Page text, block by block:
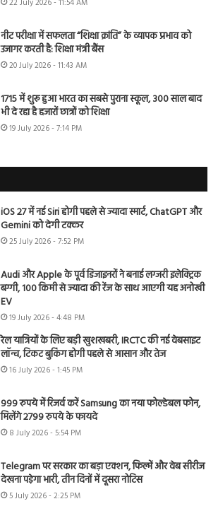
22 July 2026 - 11:54 AM
नीट परीक्षा में सफलता “शिक्षा क्रांति” के व्यापक प्रभाव को
उजागर करती है: शिक्षा मंत्री बैंस
20 July 2026 - 11:43 AM
1715 में शुरू हुआ भारत का सबसे पुराना स्कूल, 300 साल बाद
भी दे रहा है हजारों छात्रों को शिक्षा
19 July 2026 - 7:14 PM
iOS 27 में नई Siri होगी पहले से ज्यादा स्मार्ट, ChatGPT और
Gemini को देगी टक्कर
25 July 2026 - 7:52 PM
Audi और Apple के पूर्व डिजाइनरों ने बनाई लग्जरी इलेक्ट्रिक
बग्गी, 100 किमी से ज्यादा की रेंज के साथ आएगी यह अनोखी
EV
19 July 2026 - 4:48 PM
रेल यात्रियों के लिए बड़ी खुशखबरी, IRCTC की नई वेबसाइट
लॉन्च, टिकट बुकिंग होगी पहले से आसान और तेज
16 July 2026 - 1:45 PM
999 रुपये में रिजर्व करें Samsung का नया फोल्डेबल फोन,
मिलेंगे 2799 रुपये के फायदे
8 July 2026 - 5:54 PM
Telegram पर सरकार का बड़ा एक्शन, फिल्में और वेब सीरीज
देखना पड़ेगा भारी, तीन दिनों में दूसरा नोटिस
5 July 2026 - 2:25 PM